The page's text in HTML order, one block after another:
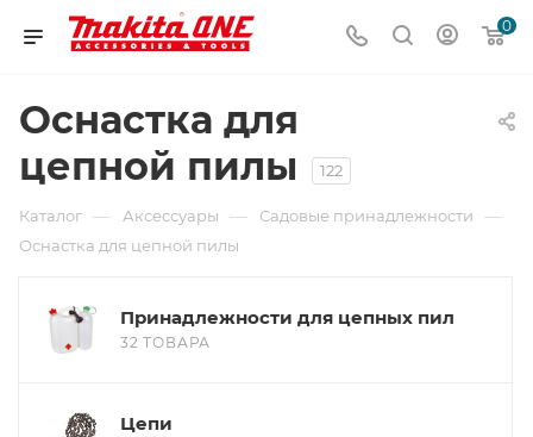
0
Оснастка для
цепной пилы
122
Каталог — Аксессуары — Садовые принадлежности —
Оснастка для цепной пилы
Принадлежности для цепных пил
32 ТОВАРА
Цепи